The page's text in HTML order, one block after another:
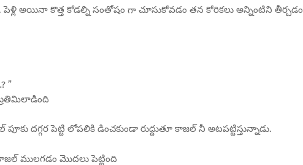
అయినా కొత్త కోడల్ని సంతోషం గా చూసుకోవడం తన కోరికలు అన్నింటిని తీర్చడం
”
దగ్గర పెట్టి లోపలికి డించకుండా రుద్దుతూ కాజల్ నీ అటపట్టిస్తున్నాడు.
ములగడం మొదలు పెట్టింది